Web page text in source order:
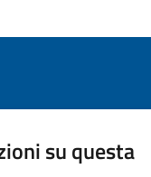
su questa